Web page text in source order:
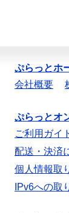
ぷらっとホ
会社概要
ぷらっとオ
ご利用ガイ
配送・決済
個人情報取
IPv6への取